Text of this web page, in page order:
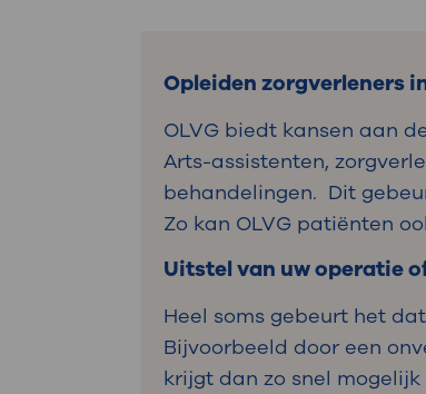
Opleiden zorgverleners
OLVG biedt kansen aan
Arts-assistenten,
behandelingen. Dit
Zo kan OLVG patiënten
Uitstel van uw operatie
Heel soms gebeurt het
Bijvoorbeeld door een
krijgt dan zo snel